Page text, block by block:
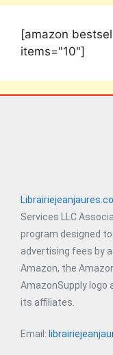
[amazon
items="10"]
Services LLC
program designed
advertising fees by
Amazon, the
AmazonSupply logo
its affiliates.
Email: